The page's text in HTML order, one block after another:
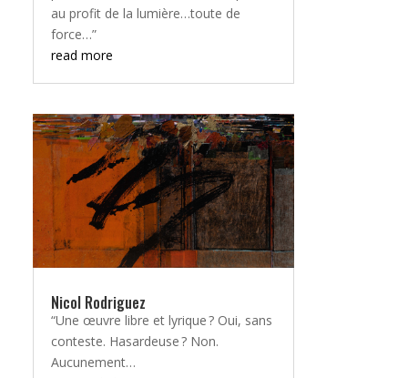
au profit de la lumière…toute de
force…”
read more
Nicol Rodriguez
“Une œuvre libre et lyrique ? Oui, sans
conteste. Hasardeuse ? Non.
Aucunement…